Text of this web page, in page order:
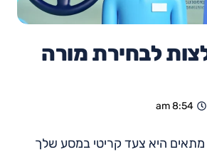
לבחירת מורה
8:54 am
מתאים היא צעד קריטי במסע שלך